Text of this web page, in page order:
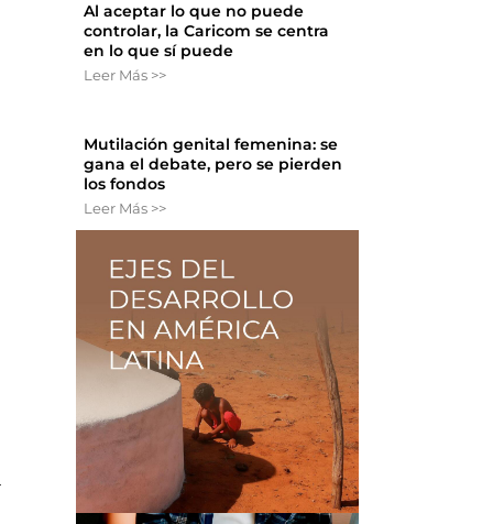
Al aceptar lo que no puede
controlar, la Caricom se centra
en lo que sí puede
Leer Más >>
Mutilación genital femenina: se
gana el debate, pero se pierden
los fondos
Leer Más >>